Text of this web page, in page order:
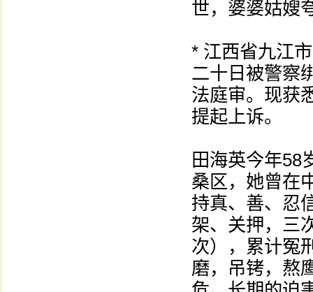
世，婆婆姑嫂
* 江西省九江
二十日被警察
法庭审。现获
提起上诉。
田海英今年58
桑区，她曾在
持真、善、忍
架、关押，三
次），累计冤
磨，吊铐，熬